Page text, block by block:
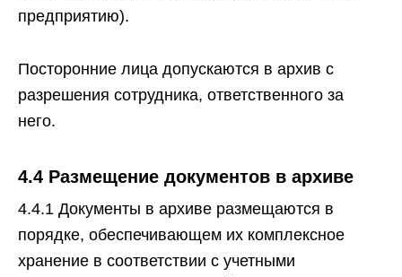
предприятию).
Посторонние лица допускаются в архив с
разрешения сотрудника, ответственного за
него.
4.4 Размещение документов в архиве
4.4.1 Документы в архиве размещаются в
порядке, обеспечивающем их комплексное
хранение в соответствии с учетными